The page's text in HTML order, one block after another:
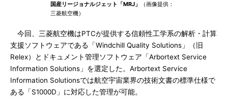
国産リージョナルジェット「MRJ」
（画像提供：
三菱航空機）
今回、三菱航空機はPTCが提供する信頼性工学系の解析・計算
支援ソフトウェアである「Windchill Quality Solutions」（旧
Relex）とドキュメント管理ソフトウェア「Arbortext Service
Information Solutions」を選定した。Arbortext Service
Information Solutionsでは航空宇宙業界の技術文書の標準仕様で
ある「S1000D」に対応した管理が可能。